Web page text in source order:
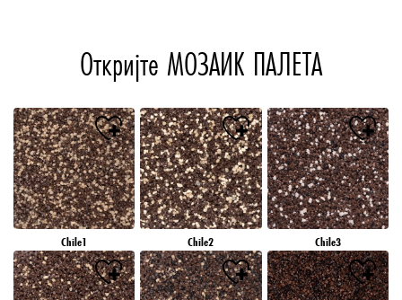
Откријте МОЗАИК ПАЛЕТА
Chile1 Chile2 Chile3